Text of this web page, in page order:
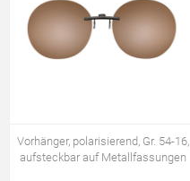
Vorhänger, polarisierend, Gr. 54-16,
aufsteckbar auf Metallfassungen